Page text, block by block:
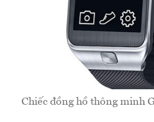
Chiếc đồng hồ thông minh